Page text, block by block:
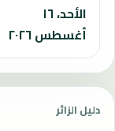
الأحد، ١٦
أغسطس ٢٠٢٦
دليل الزائر